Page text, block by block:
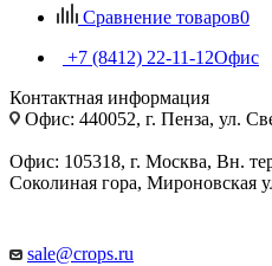
Сравнение товаров0
+7 (8412) 22-11-12Офис
Контактная информация
Офис: 440052, г. Пенза, ул.
Офис: 105318, г. Москва, Вн.
Соколиная гора, Мироновская
sale@crops.ru